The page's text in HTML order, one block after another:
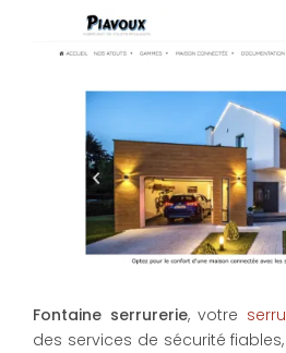
Fontaine serrurerie, votre
des services de sécurité